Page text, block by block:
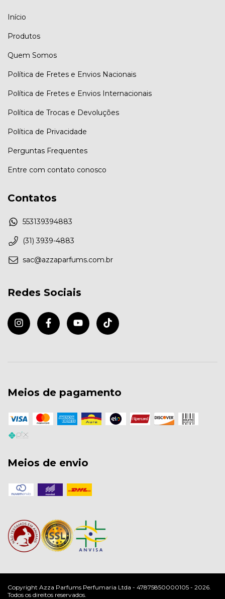
Início
Produtos
Quem Somos
Política de Fretes e Envios Nacionais
Política de Fretes e Envios Internacionais
Política de Trocas e Devoluções
Política de Privacidade
Perguntas Frequentes
Entre com contato conosco
Contatos
553139394883
(31) 3939-4883
sac@azzaparfums.com.br
Redes Sociais
Meios de pagamento
Meios de envio
Copyright Azza Parfums Perfumaria Ltda - 47875850000105 - 2026.
Todos os direitos reservados.